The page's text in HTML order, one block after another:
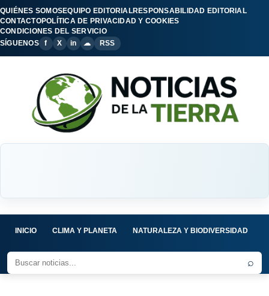
QUIÉNES SOMOSEQUIPO EDITORIALRESPONSABILIDAD EDITORIAL
CONTACTOPOLÍTICA DE PRIVACIDAD Y COOKIES
CONDICIONES DEL SERVICIO
SÍGUENOS
f X in ☁ RSS
INICIO CLIMA Y PLANETA NATURALEZA Y BIODIVERSIDAD
⌕